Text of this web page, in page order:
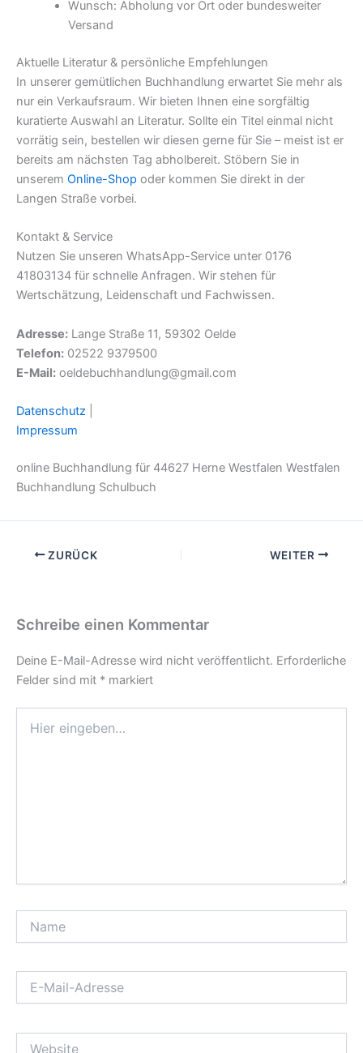
Wunsch: Abholung vor Ort oder bundesweiter
Versand
Aktuelle Literatur & persönliche Empfehlungen
In unserer gemütlichen Buchhandlung erwartet Sie mehr als
nur ein Verkaufsraum. Wir bieten Ihnen eine sorgfältig
kuratierte Auswahl an Literatur. Sollte ein Titel einmal nicht
vorrätig sein, bestellen wir diesen gerne für Sie – meist ist er
bereits am nächsten Tag abholbereit. Stöbern Sie in
unserem Online-Shop oder kommen Sie direkt in der
Langen Straße vorbei.
Kontakt & Service
Nutzen Sie unseren WhatsApp-Service unter 0176
41803134 für schnelle Anfragen. Wir stehen für
Wertschätzung, Leidenschaft und Fachwissen.
Adresse: Lange Straße 11, 59302 Oelde
Telefon: 02522 9379500
E-Mail: oeldebuchhandlung@gmail.com
Datenschutz
Impressum
online Buchhandlung für 44627 Herne Westfalen Westfalen
Buchhandlung Schulbuch
ZURÜCK WEITER
Schreibe einen Kommentar
Deine E-Mail-Adresse wird nicht veröffentlicht. Erforderliche
Felder sind mit * markiert
eingeben…
Mail-